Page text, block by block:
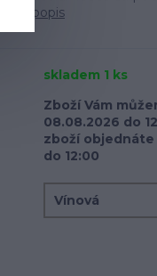
celý popis
skladem 1 ks
Zboží Vám
08.08.2026 do
zboží
do 12:00